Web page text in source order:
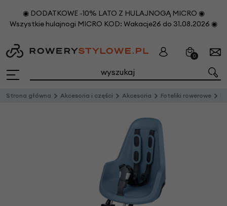
◉ DODATKOWE -10% LATO Z HULAJNOGĄ MICRO ◉
Wszystkie hulajnogi MICRO KOD: Wakacje26 do 31.08.2026 ◉
0
Strona główna Akcesoria i części Akcesoria Foteliki rowerowe